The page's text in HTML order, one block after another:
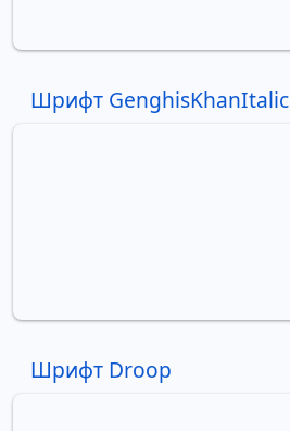
Шрифт GenghisKhanItalic
Шрифт Droop